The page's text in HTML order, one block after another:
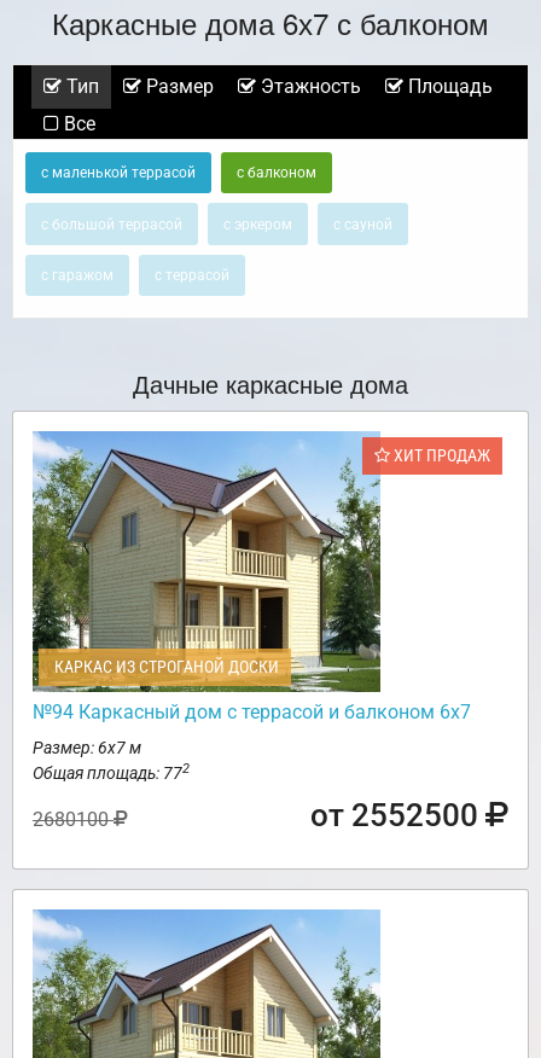
Каркасные дома 6х7 с балконом
Тип Размер Этажность
Площадь
Все
с маленькой террасой с балконом
с большой террасой с эркером с сауной
с гаражом с террасой
Дачные каркасные дома
ХИТ ПРОДАЖ
КАРКАС ИЗ СТРОГАНОЙ ДОСКИ
№94 Каркасный дом с террасой и балконом 6х7
Размер: 6х7 м
Общая площадь: 772
2680100 от 2552500